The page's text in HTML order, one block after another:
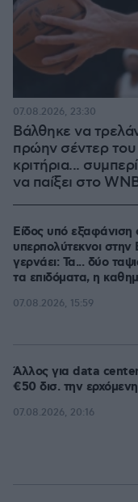
Βάλθηκε να
πρώην σέντερ του
κριτήρια...
να παίξει στο
07.08.2026, 23:30
Είδος υπό εξαφάνιση
υπερπολύτεκνοι
γερνάει: Τα... δύο
τα επιδόματα, η
07.08.2026, 15:59
Άλλος για data
€50 δισ. την
07.08.2026, 20:16